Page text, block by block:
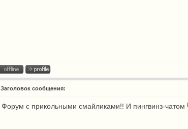
Заголовок сообщения:
Форум с прикольными смайликами!! И пингвинз-чатом